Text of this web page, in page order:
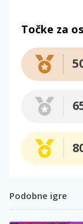
Točke za
Podobne igre